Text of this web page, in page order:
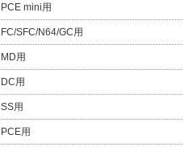
PCE mini用
FC/SFC/N64/GC用
MD用
DC用
SS用
PCE用